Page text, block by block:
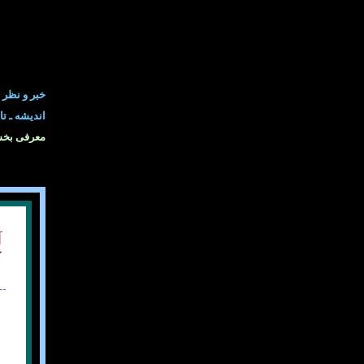
خبر و نظر
انديشه ـ
معرفی